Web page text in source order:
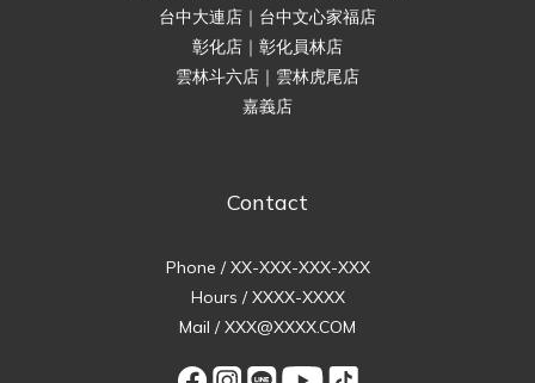
台中大連店｜台中文心家福店
彰化店｜彰化員林店
雲林斗六店｜雲林虎尾店
嘉義店
Contact
Phone / XX-XXX-XXX-XXX
Hours / XXXX-XXXX
Mail / XXX@XXXX.COM